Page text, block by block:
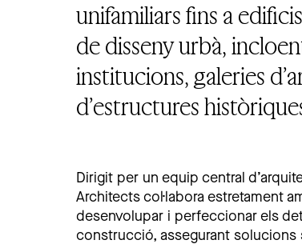
unifamiliars fins a
de disseny urbà,
institucions, galeries
d’estructures
Dirigit per un equip central
Architects col·labora estretament
desenvolupar i perfeccionar els
construcció, assegurant